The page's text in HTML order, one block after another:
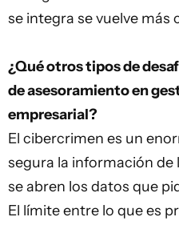
se integra se vuelve más
¿Qué otros tipos de
de asesoramiento en
empresarial?
El cibercrimen es un
segura la información de
se abren los datos que
El límite entre lo que es